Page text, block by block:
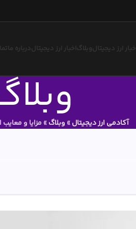
اخبار ارز دیجیتالوبلاگ اخبار ارز دیجیتالدرباره ما
آکادمی ارز دیجیتال» وبلاگ» مزایا و